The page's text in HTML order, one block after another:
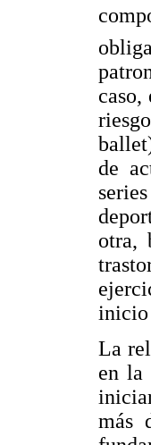
caso,
de
otra,
inicio
La
en la
más